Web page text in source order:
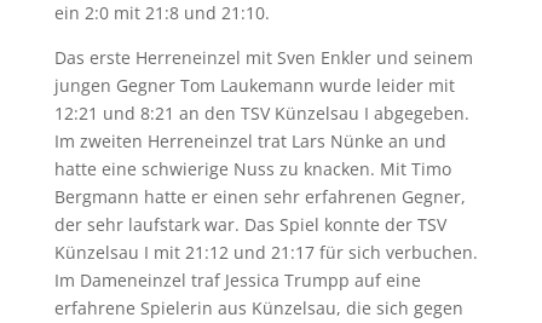
ein 2:0 mit 21:8 und 21:10.
Das erste Herreneinzel mit Sven Enkler und seinem
jungen Gegner Tom Laukemann wurde leider mit
12:21 und 8:21 an den TSV Künzelsau I abgegeben.
Im zweiten Herreneinzel trat Lars Nünke an und
hatte eine schwierige Nuss zu knacken. Mit Timo
Bergmann hatte er einen sehr erfahrenen Gegner,
der sehr laufstark war. Das Spiel konnte der TSV
Künzelsau I mit 21:12 und 21:17 für sich verbuchen.
Im Dameneinzel traf Jessica Trumpp auf eine
erfahrene Spielerin aus Künzelsau, die sich gegen